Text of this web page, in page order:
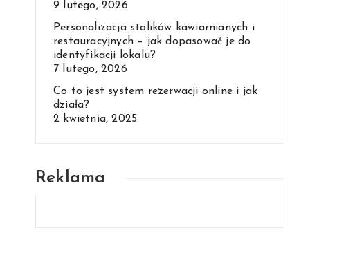
9 lutego, 2026
Personalizacja stolików kawiarnianych i
restauracyjnych – jak dopasować je do
identyfikacji lokalu?
7 lutego, 2026
Co to jest system rezerwacji online i jak
działa?
2 kwietnia, 2025
Reklama